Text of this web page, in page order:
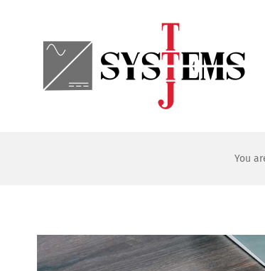
You
Katso
kuvaa